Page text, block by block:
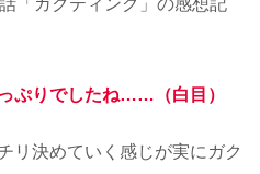
「ガクティング」の感想記
ぷりでしたね……（白目）
リ決めていく感じが実にガク